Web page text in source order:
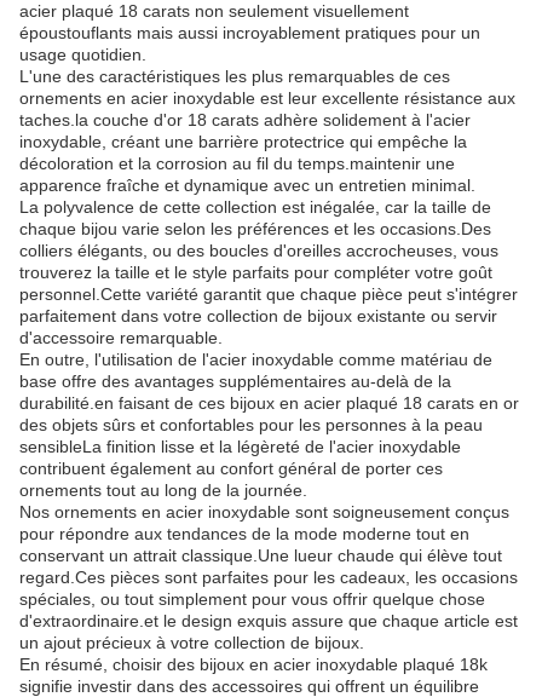
acier plaqué 18 carats non seulement visuellement
époustouflants mais aussi incroyablement pratiques pour un
usage quotidien.
L'une des caractéristiques les plus remarquables de ces
ornements en acier inoxydable est leur excellente résistance aux
taches.la couche d'or 18 carats adhère solidement à l'acier
inoxydable, créant une barrière protectrice qui empêche la
décoloration et la corrosion au fil du temps.maintenir une
apparence fraîche et dynamique avec un entretien minimal.
La polyvalence de cette collection est inégalée, car la taille de
chaque bijou varie selon les préférences et les occasions.Des
colliers élégants, ou des boucles d'oreilles accrocheuses, vous
trouverez la taille et le style parfaits pour compléter votre goût
personnel.Cette variété garantit que chaque pièce peut s'intégrer
parfaitement dans votre collection de bijoux existante ou servir
d'accessoire remarquable.
En outre, l'utilisation de l'acier inoxydable comme matériau de
base offre des avantages supplémentaires au-delà de la
durabilité.en faisant de ces bijoux en acier plaqué 18 carats en or
des objets sûrs et confortables pour les personnes à la peau
sensibleLa finition lisse et la légèreté de l'acier inoxydable
contribuent également au confort général de porter ces
ornements tout au long de la journée.
Nos ornements en acier inoxydable sont soigneusement conçus
pour répondre aux tendances de la mode moderne tout en
conservant un attrait classique.Une lueur chaude qui élève tout
regard.Ces pièces sont parfaites pour les cadeaux, les occasions
spéciales, ou tout simplement pour vous offrir quelque chose
d'extraordinaire.et le design exquis assure que chaque article est
un ajout précieux à votre collection de bijoux.
En résumé, choisir des bijoux en acier inoxydable plaqué 18k
signifie investir dans des accessoires qui offrent un équilibre